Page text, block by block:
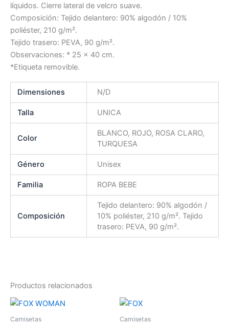
líquidos. Cierre lateral de velcro suave.
Composición: Tejido delantero: 90% algodón / 10%
poliéster, 210 g/m².
Tejido trasero: PEVA, 90 g/m².
Observaciones: * 25 x 40 cm.
*Etiqueta removible.
Dimensiones N/D
Talla UNICA
Color
BLANCO, ROJO, ROSA CLARO,
TURQUESA
Género Unisex
Familia ROPA BEBE
Composición
Tejido delantero: 90% algodón /
10% poliéster, 210 g/m². Tejido
trasero: PEVA, 90 g/m².
Productos relacionados
Camisetas
Este
producto
Camisetas